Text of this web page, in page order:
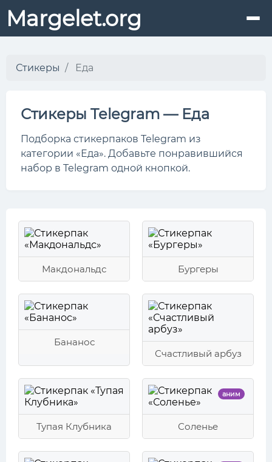
Margelet.org
Стикеры Еда
Стикеры Telegram — Еда
Подборка стикерпаков Telegram из
категории «Еда». Добавьте понравившийся
набор в Telegram одной кнопкой.
Макдональдс Бургеры
Бананос
Счастливый арбуз
Тупая Клубника
аним
Соленье